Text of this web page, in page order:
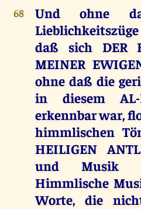
68
Und ohne
daß sich DER
MEINER
ohne daß die
in diesem AL-
erkennbar war,
himmlischen
HEILIGEN
und Musik
Himmlische
Worte, die